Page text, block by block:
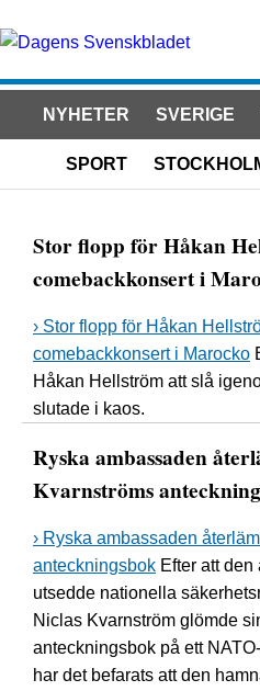
NYHETER SVERIGE
SPORT
Stor flopp för Håkan
comebackkonsert i
› Stor flopp för Håkan
comebackkonsert i Marocko
Håkan Hellström att slå
slutade i kaos.
Ryska ambassaden
Kvarnströms
› Ryska ambassaden
anteckningsbok Efter att
utsedde nationella
Niclas Kvarnström glömde
anteckningsbok på ett
har det befarats att den